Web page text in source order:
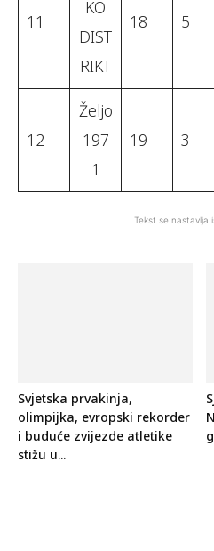
11
KO
DIST
RIKT
18 5
12
Željo
197
1
19 3
Tekst se nastavlja
Svjetska prvakinja,
olimpijka, evropski rekorder
i buduće zvijezde atletike
stižu u...